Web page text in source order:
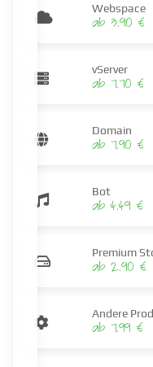
Webspace
ab 3.90 €
vServer
ab 7.70 €
Domain
ab 7.90 €
Bot
ab 4.49 €
Premium
ab 2.90 €
Andere
ab 7.99 €